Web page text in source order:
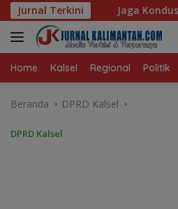
Langsung
ke
konten
Jurnal TerkiniHSS, Intelkam Polda
Home Kalsel Regional Politik
Beranda DPRD Kalsel
DPRD Kalsel